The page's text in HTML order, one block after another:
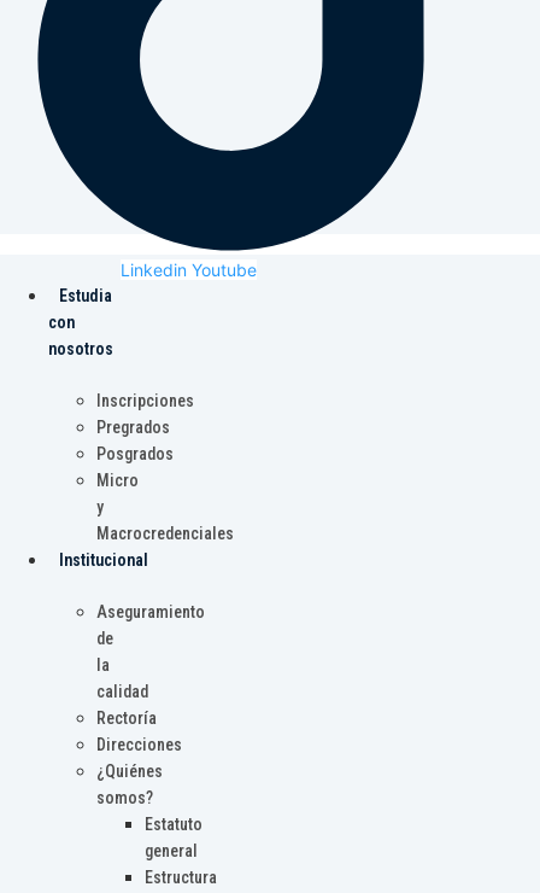
Linkedin Youtube
Estudia
con
nosotros
Inscripciones
Pregrados
Posgrados
Micro
y
Macrocredenciales
Institucional
Aseguramiento
de
la
calidad
Rectoría
Direcciones
¿Quiénes
somos?
Estatuto
general
Estructura